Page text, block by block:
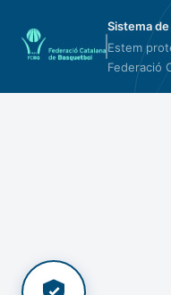
Sistema
Estem
Federació